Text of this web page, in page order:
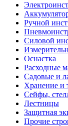
Ручной
Силовой
Оснастка
Расходные
Садовые и
Хранение и
Сейфы,
Лестницы
Защитная
Прочие